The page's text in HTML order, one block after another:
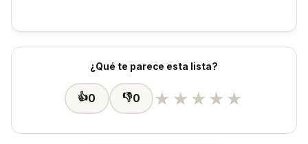
¿Qué te parece esta lista?
👍0 👎0 ★ ★ ★ ★ ★